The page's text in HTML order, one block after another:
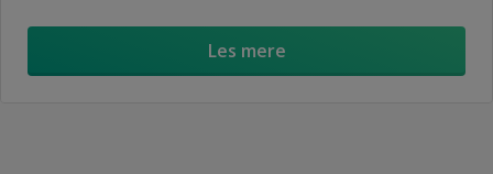
Les mere